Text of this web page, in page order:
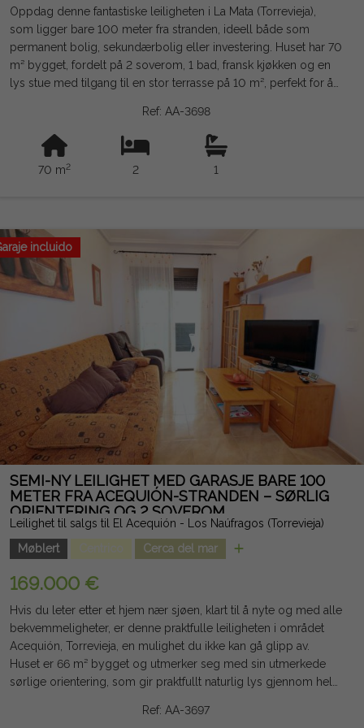
Oppdag denne fantastiske leiligheten i La Mata (Torrevieja),
som ligger bare 100 meter fra stranden, ideell både som
permanent bolig, sekundærbolig eller investering. Huset har 70
m² bygget, fordelt på 2 soverom, 1 bad, fransk kjøkken og en
lys stue med tilgang til en stor terrasse på 10 m², perfekt for å
sørøstlige orientering garanterer utmerket lys store deler av
dagen. Leiligheten ligger i andre etasje uten heis, og selges
fullt møblert og utstyrt med hvitevarer, klar til innflytting. I
tillegg har boligen et felles basseng og fellesavgifter på kun
bare 35–40 minutters kjøring unna. En fantastisk mulighet til å
nyte Middelhavet i et av de mest ettertraktede områdene i
Torrevieja. Juridisk merknad: Gebyrer og skatter er ikke
inkludert. Informasjonen som gis er indikativ og ikke juridisk
Ref: AA-3698
70 m2 2 1
incluido
SEMI-NY LEILIGHET MED GARASJE BARE 100
METER FRA ACEQUIÓN-STRANDEN – SØRLIG
ORIENTERING OG 2 SOVEROM
Leilighet til salgs til El Acequión - Los Naúfragos (Torrevieja)
Møblert
Cerca del mar
169.000 €
Hvis du leter etter et hjem nær sjøen, klart til å nyte og med alle
bekvemmeligheter, er denne praktfulle leiligheten i området
Acequión, Torrevieja, en mulighet du ikke kan gå glipp av.
Huset er 66 m² bygget og utmerker seg med sin utmerkede
sørlige orientering, som gir praktfullt naturlig lys gjennom hele
Ref: AA-3697